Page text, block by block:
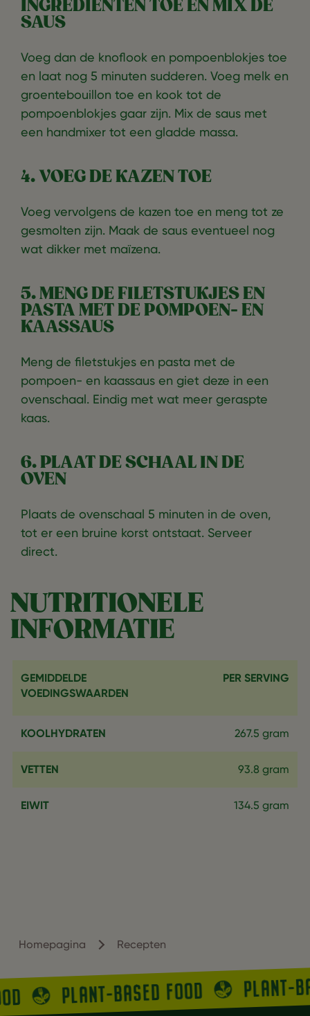
INGREDIËNTEN TOE EN MIX DE
SAUS
Voeg dan de knoflook en pompoenblokjes toe
en laat nog 5 minuten sudderen. Voeg melk en
groentebouillon toe en kook tot de
pompoenblokjes gaar zijn. Mix de saus met
een handmixer tot een gladde massa.
4. VOEG DE KAZEN TOE
Voeg vervolgens de kazen toe en meng tot ze
gesmolten zijn. Maak de saus eventueel nog
wat dikker met maïzena.
5. MENG DE FILETSTUKJES EN
PASTA MET DE POMPOEN- EN
KAASSAUS
Meng de filetstukjes en pasta met de
pompoen- en kaassaus en giet deze in een
ovenschaal. Eindig met wat meer geraspte
kaas.
6. PLAAT DE SCHAAL IN DE
OVEN
Plaats de ovenschaal 5 minuten in de oven,
tot er een bruine korst ontstaat. Serveer
direct.
NUTRITIONELE
INFORMATIE
GEMIDDELDE
VOEDINGSWAARDEN
PER SERVING
KOOLHYDRATEN 267.5 gram
VETTEN 93.8 gram
EIWIT 134.5 gram
Homepagina Recepten
PLANT-BASED FOOD PLANT-